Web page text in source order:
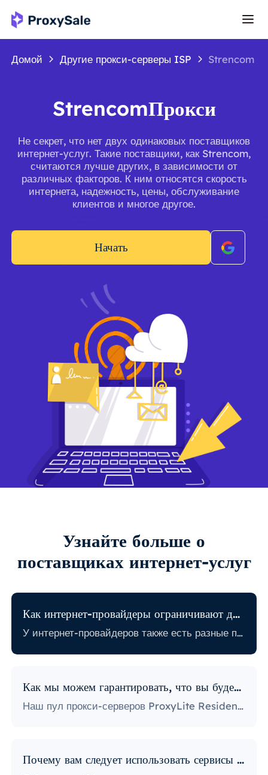
Домой Другие прокси-серверы ISP Strencom
StrencomПрокси
Не секрет, что нет двух одинаковых поставщиков
интернет-услуг. Такие поставщики, как Strencom,
считаются лучше других, в зависимости от
различных факторов. К ним относятся скорость
интернета, надежность, цены, обслуживание
клиентов и многое другое.
Начать
Узнайте больше о
поставщиках интернет-услуг
Как интернет-провайдеры ограничивают доступ в Интернет?
У интернет-провайдеров также есть разные политики, связанные с ограничением определенной онлайн-активности. Некоторые интернет-провайдеры блокируют определенные веб-сайты, что может стать огромной проблемой для пользователей прокси. Те, у кого самая строгая политика, блокируют доступ к платформам социальных сетей, новостным сайтам и многому другому. Блокировка определенных портов также является довольно популярной практикой, серьезно ограничивающей способ доступа пользователей к Интернету и его использования.
Как мы можем гарантировать, что вы будете использовать IP-адреса?
Наш пул прокси-серверов ProxyLite Residential предлагает бесчисленное множество прокси-серверов, поэтому нашим клиентам не нужно беспокоиться о простоях и блокировке IP-адресов. Вы можете получить доступ к необходимым вам данным с помощью прокси-серверов из мест, которые работают с этим провайдером.
Почему вам следует использовать сервисы ProxyLite для прокси?